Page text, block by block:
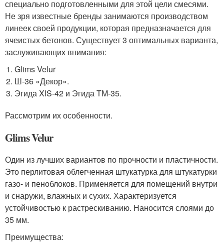
специально подготовленными для этой цели смесями.
Не зря известные бренды занимаются производством
линеек своей продукции, которая предназначается для
ячеистых бетонов. Существует 3 оптимальных варианта,
заслуживающих внимания:
Glims Velur
Ш-36 «Декор».
Эгида XIS-42 и Эгида TM-35.
Рассмотрим их особенности.
Glims Velur
Один из лучших вариантов по прочности и пластичности.
Это перлитовая облегченная штукатурка для штукатурки
газо- и пеноблоков. Применяется для помещений внутри
и снаружи, влажных и сухих. Характеризуется
устойчивостью к растрескиванию. Наносится слоями до
35 мм.
Преимущества: